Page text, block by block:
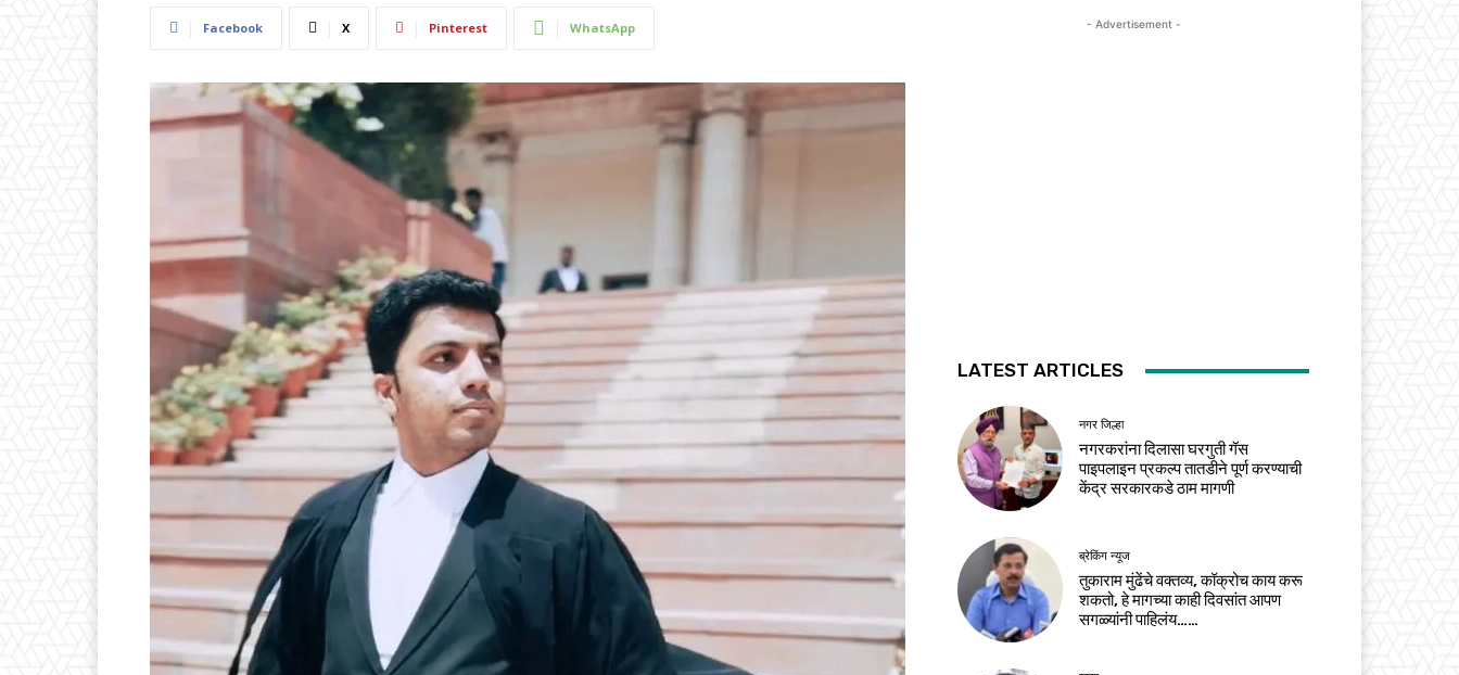
Facebook X Pinterest WhatsApp - Advertisement -
LATEST ARTICLES
नगर जिल्हा
नगरकरांना दिलासा घरगुती गॅस
पाइपलाइन प्रकल्प तातडीने पूर्ण करण्याची
केंद्र सरकारकडे ठाम मागणी
ब्रेकिंग न्यूज
तुकाराम मुंढेंचे वक्तव्य, कॉक्रोच काय करू
शकतो, हे मागच्या काही दिवसांत आपण
सगळ्यांनी पाहिलंय……